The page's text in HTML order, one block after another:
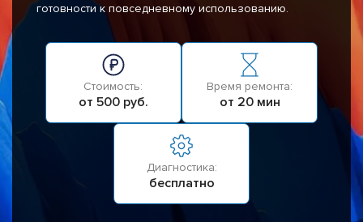
готовности к повседневному использованию.
Стоимость:
от 500 руб.
Время ремонта:
от 20 мин
Диагностика:
бесплатно